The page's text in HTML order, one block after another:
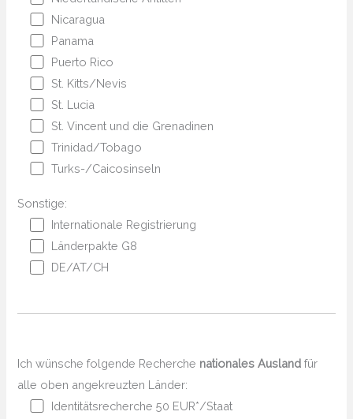
Nicaragua
Panama
Puerto Rico
St. Kitts/Nevis
St. Lucia
St. Vincent und die Grenadinen
Trinidad/Tobago
Turks-/Caicosinseln
Sonstige:
Internationale Registrierung
Länderpakte G8
DE/AT/CH
Ich wünsche folgende Recherche nationales Ausland für
alle oben angekreuzten Länder:
Identitätsrecherche 50 EUR*/Staat